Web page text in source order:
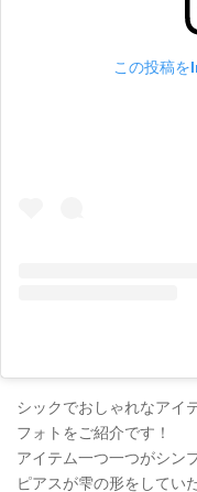
この投稿
シックでおしゃれなアイ
フォトをご紹介です！
アイテム一つ一つがシン
ピアスが雫の形をしてい